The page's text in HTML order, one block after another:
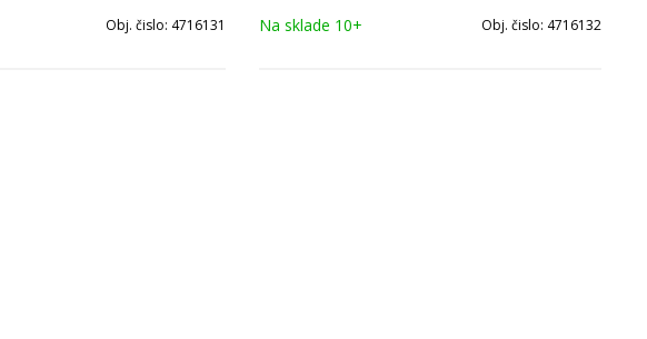
Obj. čislo: 4716131 Na sklade 10+ Obj. čislo: 4716132